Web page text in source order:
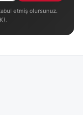
etmiş olursunuz.